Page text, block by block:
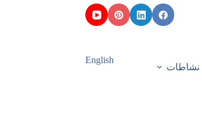
نشاطات
English